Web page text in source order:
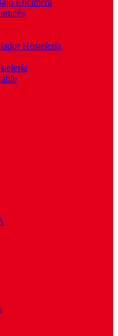
Encimera
Hostelería